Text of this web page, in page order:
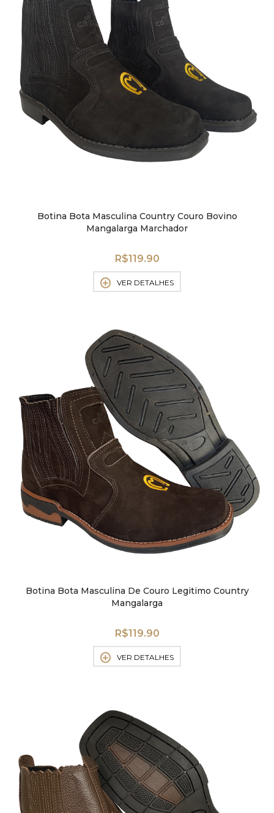
Botina Bota Masculina Country Couro Bovino
Mangalarga Marchador
R$119.90
VER DETALHES
Botina Bota Masculina De Couro Legitimo Country
Mangalarga
R$119.90
VER DETALHES